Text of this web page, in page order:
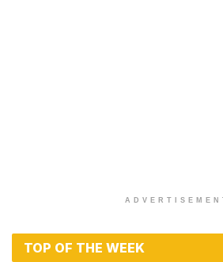
TOP OF THE WEEK